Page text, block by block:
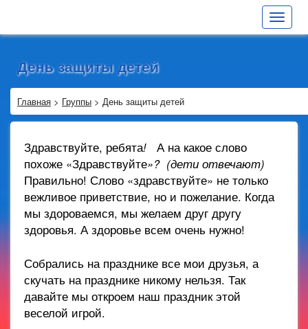
Toggle
День защиты детей
Главная > Группы > День защиты детей
Здравствуйте, ребята!
А на какое слово
похоже «Здравствуйте»? (дети отвечают)
Правильно! Слово «здравствуйте» не только
вежливое приветствие, но и пожелание. Когда
мы здороваемся, мы желаем друг другу
здоровья. А здоровье всем очень нужно!
Собрались на празднике все мои друзья, а
скучать на празднике никому нельзя. Так
давайте мы откроем наш праздник этой
веселой игрой.